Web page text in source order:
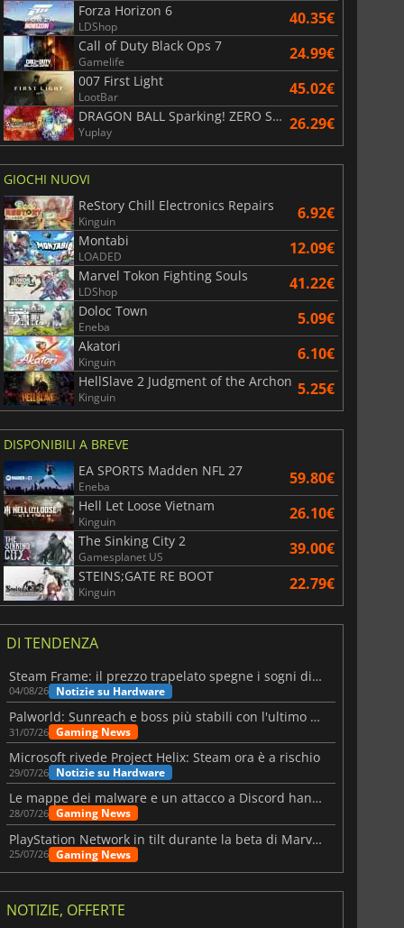
WARHAMMER 3 Lies Of P
Forza Horizon 6
LDShop 40.35€
Call of Duty Black Ops 7
Gamelife 24.99€
007 First Light
LootBar 45.02€
DRAGON BALL Sparking! ZERO Super Limit Breaking NEO
Yuplay 26.29€
GIOCHI NUOVI
ReStory Chill Electronics Repairs
Kinguin 6.92€
Montabi
LOADED 12.09€
Marvel Tokon Fighting Souls
LDShop 41.22€
Doloc Town
Eneba 5.09€
Akatori
Kinguin 6.10€
HellSlave 2 Judgment of the Archon
Kinguin 5.25€
DISPONIBILI A BREVE
EA SPORTS Madden NFL 27
Eneba 59.80€
Hell Let Loose Vietnam
Kinguin 26.10€
The Sinking City 2
Gamesplanet US 39.00€
STEINS;GATE RE BOOT
Kinguin 22.79€
DI TENDENZA
Steam Frame: il prezzo trapelato spegne i sogni di un VR economico
04/08/26 Notizie su Hardware
Palworld: Sunreach e boss più stabili con l'ultimo update
31/07/26 Gaming News
Microsoft rivede Project Helix: Steam ora è a rischio
29/07/26 Notizie su Hardware
Le mappe dei malware e un attacco a Discord hanno colpito Meccha Chameleon
28/07/26 Gaming News
PlayStation Network in tilt durante la beta di Marvel Tōkon
25/07/26 Gaming News
NOTIZIE, OFFERTE